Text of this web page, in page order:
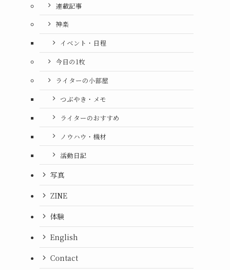
連載記事
神楽
イベント・日程
今日の1枚
ライターの小部屋
つぶやき・メモ
ライターのおすすめ
ノウハウ・機材
活動日記
写真
ZINE
体験
English
Contact